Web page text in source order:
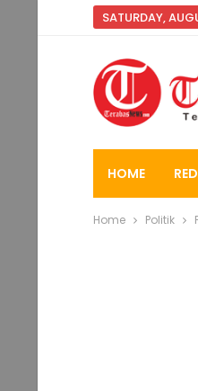
SATURDAY,
HOME
Home Politik